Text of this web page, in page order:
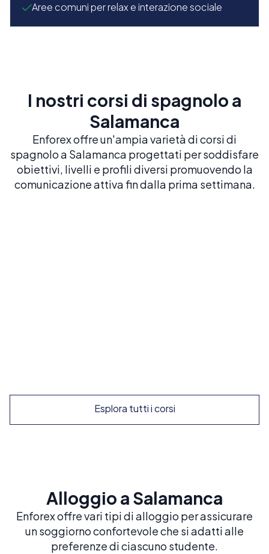
Aree comuni per relax e interazione sociale
I nostri corsi di spagnolo a
Salamanca
Enforex offre un'ampia varietà di corsi di
spagnolo a Salamanca progettati per soddisfare
obiettivi, livelli e profili diversi promuovendo la
comunicazione attiva fin dalla prima settimana.
Esplora tutti i corsi
Alloggio a Salamanca
Enforex offre vari tipi di alloggio per assicurare
un soggiorno confortevole che si adatti alle
preferenze di ciascuno studente.